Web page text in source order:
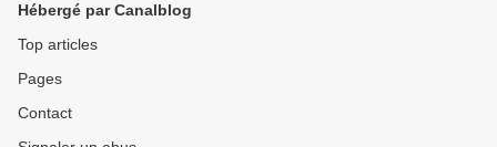
Hébergé par Canalblog
Top articles
Pages
Contact